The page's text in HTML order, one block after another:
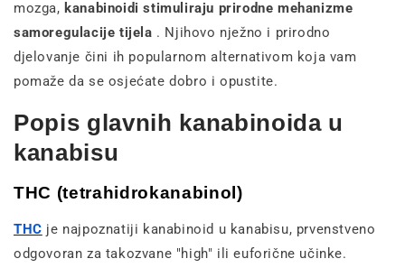
mozga, kanabinoidi stimuliraju prirodne mehanizme
samoregulacije tijela . Njihovo nježno i prirodno
djelovanje čini ih popularnom alternativom koja vam
pomaže da se osjećate dobro i opustite.
Popis glavnih kanabinoida u
kanabisu
THC (tetrahidrokanabinol)
THC je najpoznatiji kanabinoid u kanabisu, prvenstveno
odgovoran za takozvane "high" ili euforične učinke.